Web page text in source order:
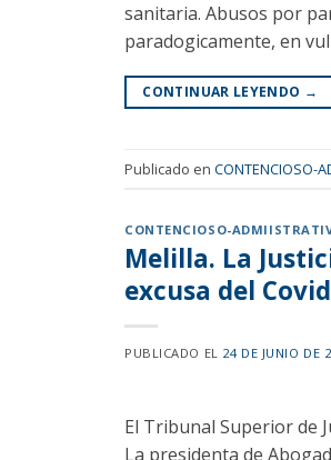
sanitaria. Abusos por
paradogicamente, en
CONTINUAR LEYENDO →
Publicado en CONTENCIOSO-
CONTENCIOSO-
Melilla. La
excusa del
PUBLICADO EL 24 DE JUNIO DE
El Tribunal Superior de
La presidenta de